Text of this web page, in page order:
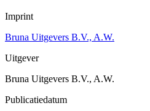
Imprint
Bruna Uitgevers B.V., A.W.
Uitgever
Bruna Uitgevers B.V., A.W.
Publicatiedatum